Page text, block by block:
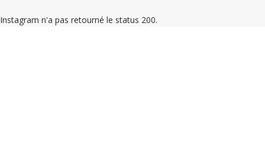
Instagram n'a pas retourné le status 200.